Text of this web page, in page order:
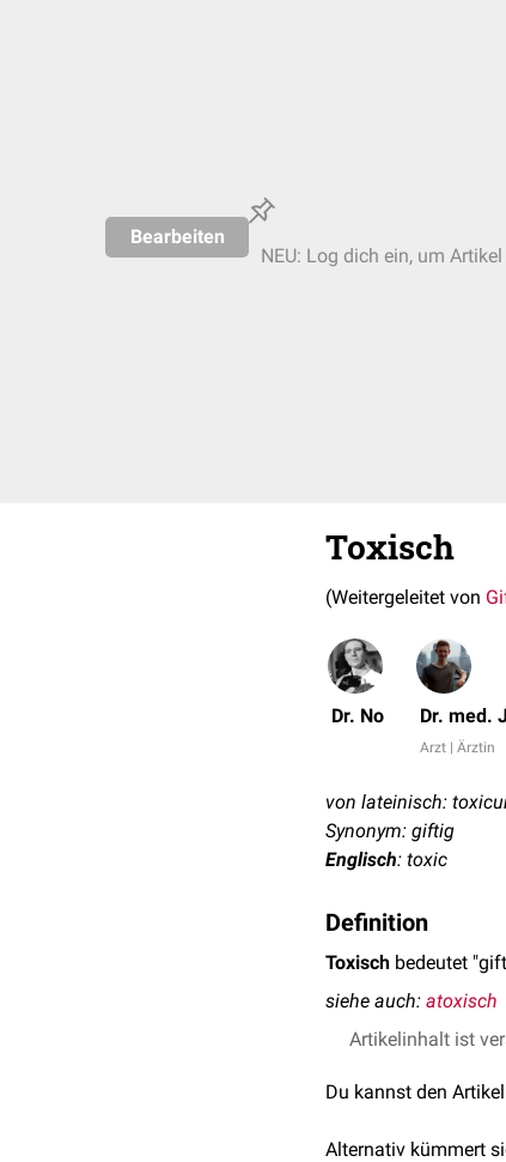
Bearbeiten
NEU: Log dich ein, um
Toxisch
(Weitergeleitet von
Dr. No Dr. med.
Arzt | Ärztin
von lateinisch:
Synonym: giftig
Englisch: toxic
Definition
Toxisch bedeutet
siehe auch: atoxisch
Artikelinhalt ist
Du kannst den
Alternativ kümmert